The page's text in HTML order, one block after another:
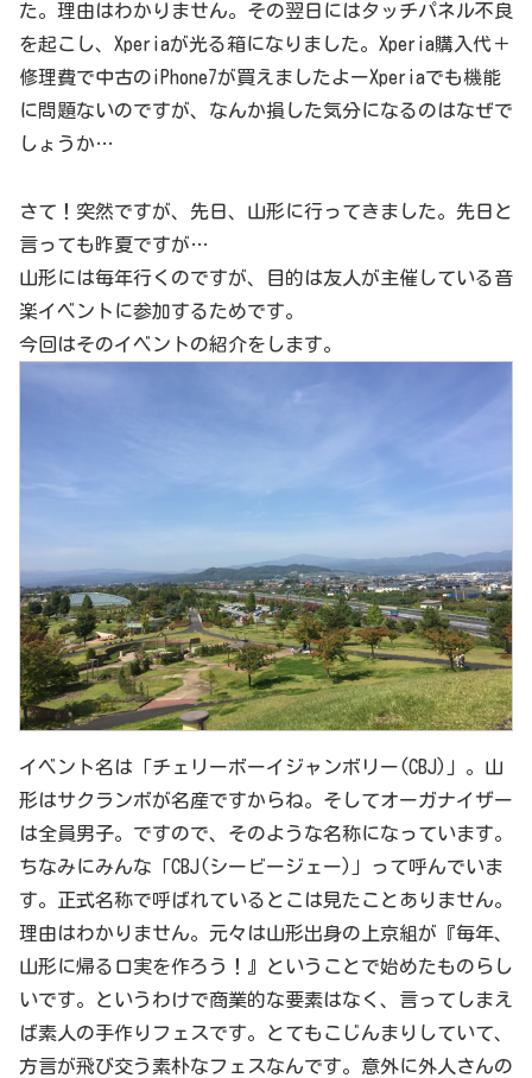
た。理由はわかりません。その翌日にはタッチパネル不良
を起こし、Xperiaが光る箱になりました。Xperia購入代＋
修理費で中古のiPhone7が買えましたよーXperiaでも機能
に問題ないのですが、なんか損した気分になるのはなぜで
しょうか…
さて！突然ですが、先日、山形に行ってきました。先日と
言っても昨夏ですが…
山形には毎年行くのですが、目的は友人が主催している音
楽イベントに参加するためです。
今回はそのイベントの紹介をします。
イベント名は「チェリーボーイジャンボリー(CBJ)」。山
形はサクランボが名産ですからね。そしてオーガナイザー
は全員男子。ですので、そのような名称になっています。
ちなみにみんな「CBJ(シービージェー)」って呼んでいま
す。正式名称で呼ばれているとこは見たことありません。
理由はわかりません。元々は山形出身の上京組が『毎年、
山形に帰る口実を作ろう！』ということで始めたものらし
いです。というわけで商業的な要素はなく、言ってしまえ
ば素人の手作りフェスです。とてもこじんまりしていて、
方言が飛び交う素朴なフェスなんです。意外に外人さんの